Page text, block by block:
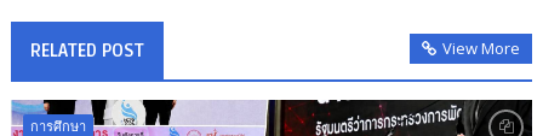
RELATED POST View More
การศึกษา